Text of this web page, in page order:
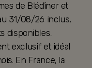
de Blédîner et
31/08/26 inclus,
disponibles.
exclusif et idéal
En France, la